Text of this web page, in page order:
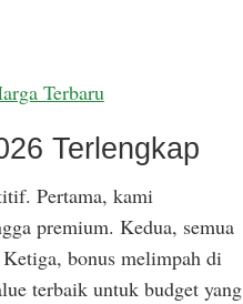
Terbaru
Terlengkap
Pertama, kami
premium. Kedua, semua
bonus melimpah di
terbaik untuk budget yang